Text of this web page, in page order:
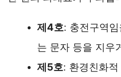
제4호: 충전구역
는 문자 등을 지우
제5호: 환경친화